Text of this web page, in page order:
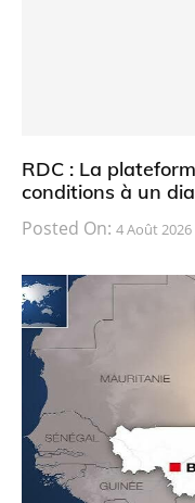
RDC : La
conditions à un
Posted On: 4 Août 2026